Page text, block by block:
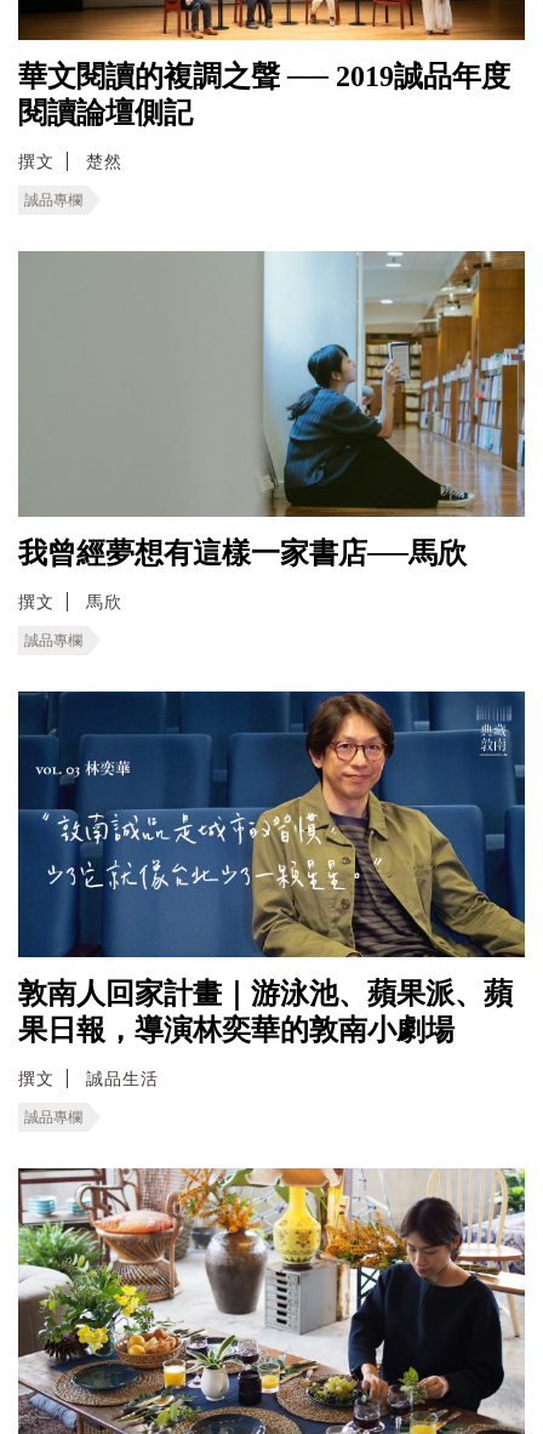
華文閱讀的複調之聲 ── 2019誠品年度
閱讀論壇側記
撰文 楚然
誠品專欄
我曾經夢想有這樣一家書店──馬欣
撰文 馬欣
誠品專欄
敦南人回家計畫｜游泳池、蘋果派、蘋
果日報，導演林奕華的敦南小劇場
撰文 誠品生活
誠品專欄